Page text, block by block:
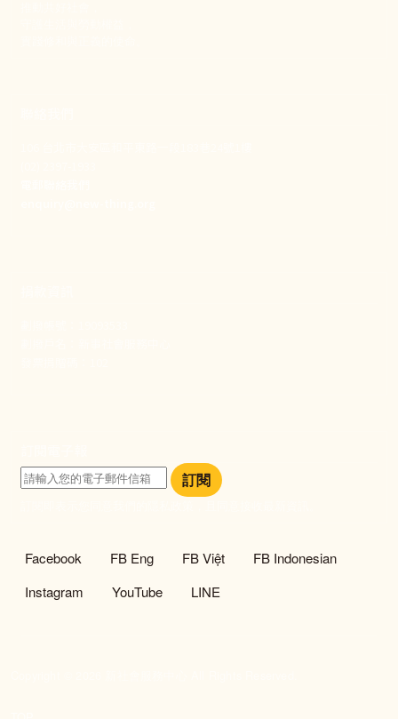
訂閱
社群選單
Facebook FB Eng FB Việt
FB Indonesian
Instagram
YouTube LINE